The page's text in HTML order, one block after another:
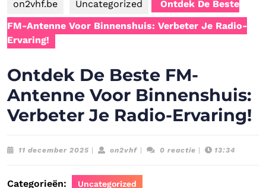
on2vhf.be Uncategorized
Ontdek De Beste
FM-Antenne Voor Binnenshuis: Verbeter Je Radio-
Ervaring!
Ontdek De Beste FM-
Antenne Voor Binnenshuis:
Verbeter Je Radio-Ervaring!
11 december 2025 11
on2vhfon2vhf0 reactie 13:34
Categorieën: Uncategorized